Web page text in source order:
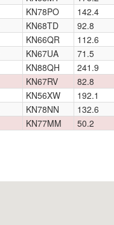
KN78PO 142.4
KN68TD 92.8
KN66QR 112.6
KN67UA 71.5
KN88QH 241.9
KN67RV 82.8
KN56XW 192.1
KN78NN 132.6
KN77MM 50.2